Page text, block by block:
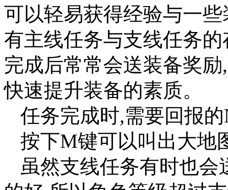
可以轻易获得经验与一
有主线任务与支线任务
完成后常常会送装备奖
快速提升装备的素质。
任务完成时,需要回报
按下M键可以叫出大地
虽然支线任务有时也